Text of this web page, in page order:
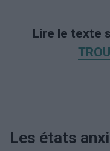
Lire le texte
Les états